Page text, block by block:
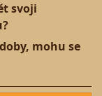
svoji
mohu se